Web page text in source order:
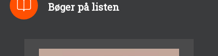
Bøger på listen